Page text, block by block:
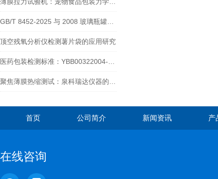
顶空残氧分析仪检测薯片袋的应用研究
首页 公司简介 新闻资讯 产
在线咨询